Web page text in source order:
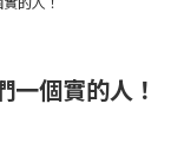
一個實的人！